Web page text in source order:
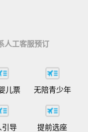
人工客服预订
儿票 无陪青少年
引导 提前选座